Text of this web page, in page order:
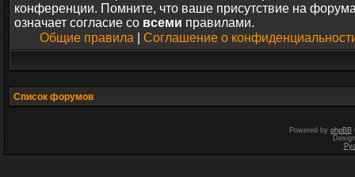
конференции. Помните, что ваше присутствие на
означает согласие со всеми правилами.
Общие правила
Соглашение о
Список форумов
Powered by phpBB